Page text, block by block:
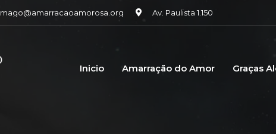
mago@amarracaoamorosa.org Av. Paulista 1.150
Inicio Amarração do Amor Graças